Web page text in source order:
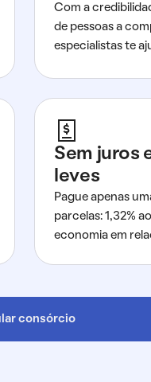
Com a
de pessoas a
especialistas te
Sem juros
leves
Pague apenas
parcelas: 1,32%
economia em
consórcio